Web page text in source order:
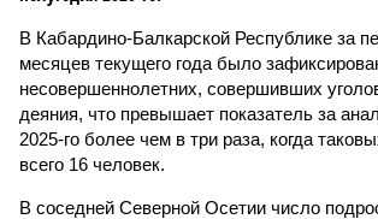
В Кабардино-Балкарской Республике за
месяцев текущего года было
несовершеннолетних, совершивших
деяния, что превышает показатель за
2025-го более чем в три раза, когда
всего 16 человек.
В соседней Северной Осетии число